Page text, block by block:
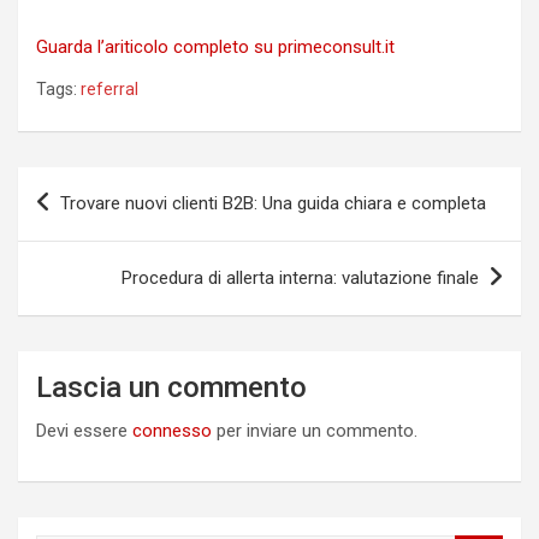
Guarda l’ariticolo completo su primeconsult.it
Tags: referral
Navigazione
Trovare nuovi clienti B2B: Una guida chiara e completa
Procedura di allerta interna: valutazione finale
Lascia un commento
Devi essere connesso per inviare un commento.